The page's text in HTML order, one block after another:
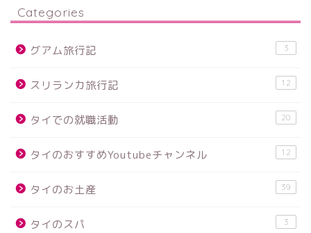
Categories
グアム旅行記 3
スリランカ旅行記 12
タイでの就職活動 20
タイのおすすめYoutubeチャンネル 12
タイのお土産 39
タイのスパ 3